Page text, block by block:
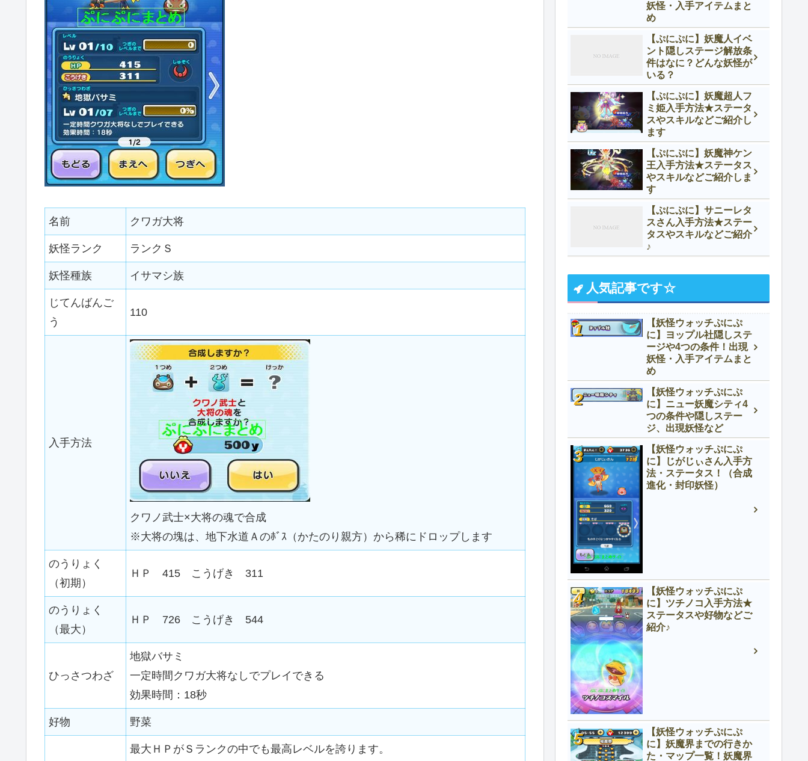
名前 クワガ大将
妖怪ランク ランクＳ
妖怪種族 イサマシ族
じてんばんご
う
110
入手方法
クワノ武士×大将の魂で合成
※大将の塊は、地下水道Ａのﾎﾞｽ（かたのり親方）から稀にドロップします
のうりょく
（初期）
ＨＰ 415 こうげき 311
のうりょく
（最大）
ＨＰ 726 こうげき 544
ひっさつわざ
地獄バサミ
一定時間クワガ大将なしでプレイできる
効果時間：18秒
好物 野菜
最大ＨＰがＳランクの中でも最高レベルを誇ります。
妖怪・入手アイテムまと
め
【ぷにぷに】妖魔人イベ
ント隠しステージ解放条
件はなに？どんな妖怪が
いる？
【ぷにぷに】妖魔超人フ
ミ姫入手方法★ステータ
スやスキルなどご紹介し
ます
【ぷにぷに】妖魔神ケン
王入手方法★ステータス
やスキルなどご紹介しま
す
【ぷにぷに】サニーレタ
スさん入手方法★ステー
タスやスキルなどご紹介
♪
人気記事です☆
【妖怪ウォッチぷにぷ
に】ヨップル社隠しステ
ージや4つの条件！出現
妖怪・入手アイテムまと
め
【妖怪ウォッチぷにぷ
に】ニュー妖魔シティ4
つの条件や隠しステー
ジ、出現妖怪など
【妖怪ウォッチぷにぷ
に】じがじぃさん入手方
法・ステータス！（合成
進化・封印妖怪）
【妖怪ウォッチぷにぷ
に】ツチノコ入手方法★
ステータスや好物などご
紹介♪
【妖怪ウォッチぷにぷ
に】妖魔界までの行きか
た・マップ一覧！妖魔界